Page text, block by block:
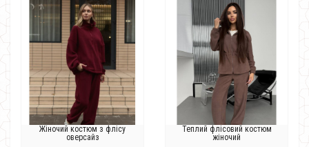
Жіночий костюм з флісу
оверсайз
Теплий флісовий костюм
жіночий